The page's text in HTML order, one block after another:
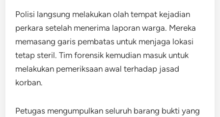
Polisi langsung melakukan olah tempat kejadian
perkara setelah menerima laporan warga. Mereka
memasang garis pembatas untuk menjaga lokasi
tetap steril. Tim forensik kemudian masuk untuk
melakukan pemeriksaan awal terhadap jasad
korban.
Petugas mengumpulkan seluruh barang bukti yang